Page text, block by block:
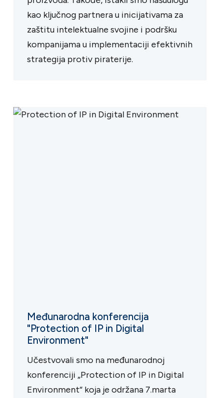
kao ključnog partnera u inicijativama za
zaštitu intelektualne svojine i podršku
kompanijama u implementaciji efektivnih
strategija protiv piraterije.
Međunarodna konferencija
"Protection of IP in Digital
Environment"
Učestvovali smo na međunarodnoj
konferenciji „Protection of IP in Digital
Environment“ koja je održana 7.marta